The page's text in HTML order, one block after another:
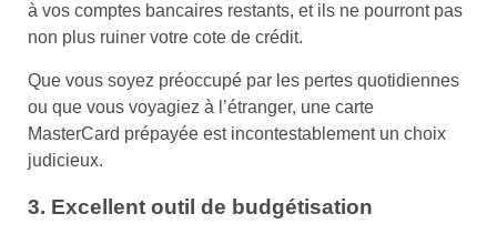
à vos comptes bancaires restants, et ils ne pourront pas
non plus ruiner votre cote de crédit.
Que vous soyez préoccupé par les pertes quotidiennes
ou que vous voyagiez à l’étranger, une carte
MasterCard prépayée est incontestablement un choix
judicieux.
3. Excellent outil de budgétisation